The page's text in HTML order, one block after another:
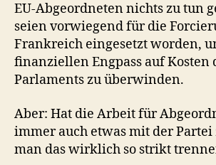
EU-Abgeordneten nichts zu tun
seien vorwiegend für die
Frankreich eingesetzt worden,
finanziellen Engpass auf Kosten
Parlaments zu überwinden.
Aber: Hat die Arbeit für
immer auch etwas mit der Partei
man das wirklich so strikt